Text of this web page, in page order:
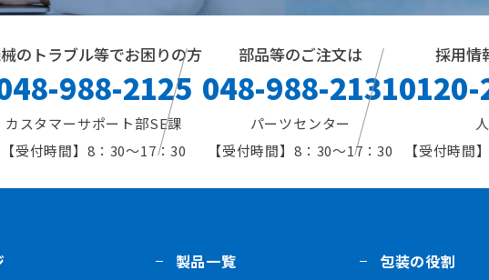
のトラブル等でお困りの方
988-2125
カスタマーサポート部SE課
8：30～17：30
部品等のご注文は
048-988-2131
パーツセンター
8：30～17：30
採用情
製品一覧
包装の役割